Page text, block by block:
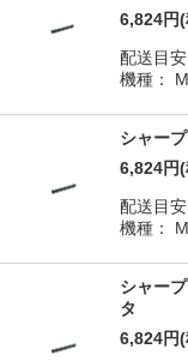
6,824円(
配送目
機種：
シャー
6,824円(
配送目
機種：
シャー
タ
6,824円(